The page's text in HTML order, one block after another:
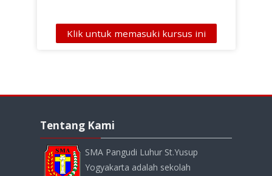
Klik untuk memasuki kursus ini
Tentang
Tentang Kami
SMA Pangudi Luhur St.Yusup
Yogyakarta adalah sekolah